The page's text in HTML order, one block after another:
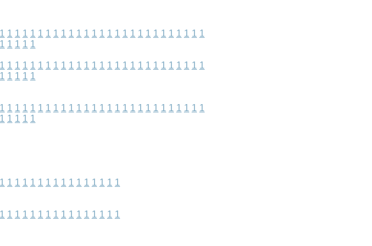
1 1 1 1 1 1 1 1 1 1 1 1 1 1 1 1 1 1 1 1 1 1 1 1 1 1 1
1 1 1 1 1
1 1 1 1 1 1 1 1 1 1 1 1 1 1 1 1 1 1 1 1 1 1 1 1 1 1 1
1 1 1 1 1
1 1 1 1 1 1 1 1 1 1 1 1 1 1 1 1 1 1 1 1 1 1 1 1 1 1 1
1 1 1 1 1
1 1 1 1 1 1 1 1 1 1 1 1 1 1 1 1
1 1 1 1 1 1 1 1 1 1 1 1 1 1 1 1